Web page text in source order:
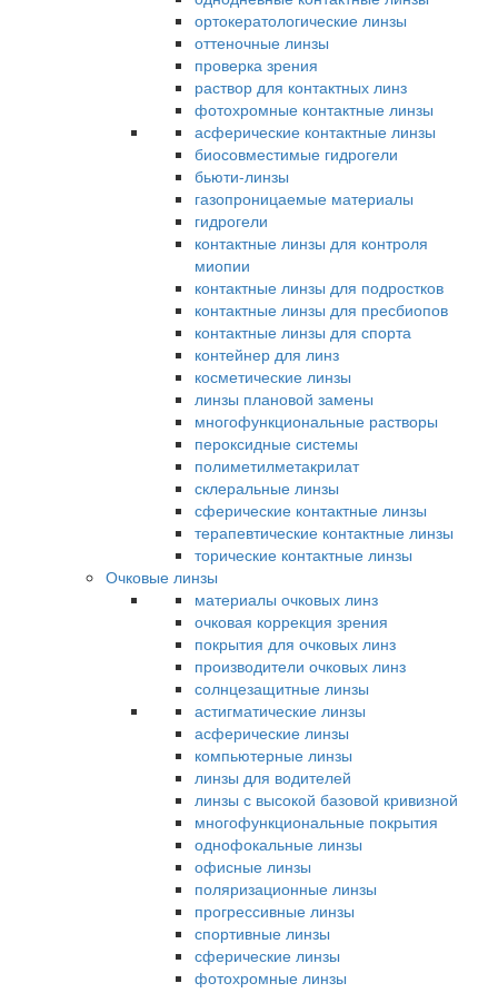
ортокератологические линзы
оттеночные линзы
проверка зрения
раствор для контактных линз
фотохромные контактные линзы
асферические контактные линзы
биосовместимые гидрогели
бьюти-линзы
газопроницаемые материалы
гидрогели
контактные линзы для контроля
миопии
контактные линзы для подростков
контактные линзы для пресбиопов
контактные линзы для спорта
контейнер для линз
косметические линзы
линзы плановой замены
многофункциональные растворы
пероксидные системы
полиметилметакрилат
склеральные линзы
сферические контактные линзы
терапевтические контактные линзы
торические контактные линзы
Очковые линзы
материалы очковых линз
очковая коррекция зрения
покрытия для очковых линз
производители очковых линз
солнцезащитные линзы
астигматические линзы
асферические линзы
компьютерные линзы
линзы для водителей
линзы с высокой базовой кривизной
многофункциональные покрытия
однофокальные линзы
офисные линзы
поляризационные линзы
прогрессивные линзы
спортивные линзы
сферические линзы
фотохромные линзы